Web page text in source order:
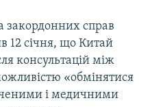
закордонних справ
12 січня, що Китай
консультацій між
«обмінятися
і медичними